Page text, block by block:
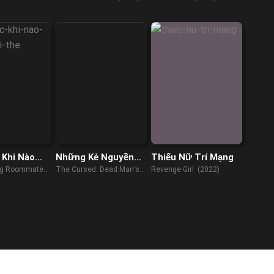
Nào
Thế?
Roommate
Những Kẻ Nguyền
Rủa
The Cursed: Dead Man's
Thiếu Nữ Trí Mạng
Revenge Girl (2022)